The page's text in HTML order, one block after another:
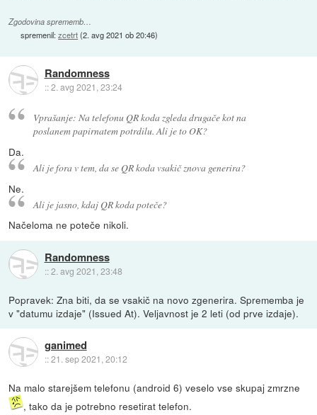
Zgodovina sprememb…
spremenil:zcetrt(2. avg 2021 ob 20:46)
Randomness
::2. avg 2021, 23:24
Vprašanje: Na telefonu QR koda zgleda drugače kot na
poslanem papirnatem potrdilu. Ali je to OK?
Da.
Ali je fora v tem, da se QR koda vsakič znova generira?
Ne.
Ali je jasno, kdaj QR koda poteče?
Načeloma ne poteče nikoli.
Randomness
::2. avg 2021, 23:48
Popravek: Zna biti, da se vsakič na novo zgenerira. Sprememba je
v "datumu izdaje" (Issued At). Veljavnost je 2 leti (od prve izdaje).
ganimed
::21. sep 2021, 20:12
Na malo starejšem telefonu (android 6) veselo vse skupaj zmrzne
, tako da je potrebno resetirat telefon.